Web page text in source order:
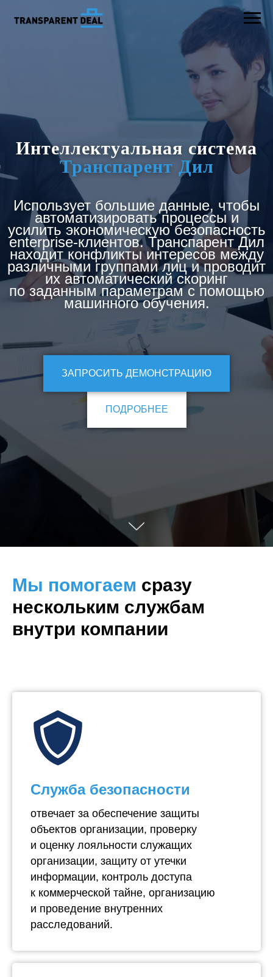
Интеллектуальная система
Транспарент Дил
Использует большие данные, чтобы
автоматизировать процессы и
усилить экономическую безопасность
enterprise-клиентов. Транспарент Дил
находит конфликты интересов между
различными группами лиц и проводит
их автоматический скоринг
по заданным параметрам с помощью
машинного обучения.
ЗАПРОСИТЬ ДЕМОНСТРАЦИЮ
ПОДРОБНЕЕ
Мы помогаем сразу
нескольким службам
внутри компании
Служба безопасности
отвечает за обеспечение защиты
объектов организации, проверку
и оценку лояльности служащих
организации, защиту от утечки
информации, контроль доступа
к коммерческой тайне, организацию
и проведение внутренних
расследований.